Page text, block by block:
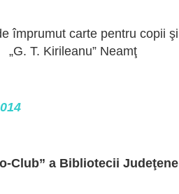
împrumut carte pentru copii
T. Kirileanu” Neamţ
Club” a Bibliotecii